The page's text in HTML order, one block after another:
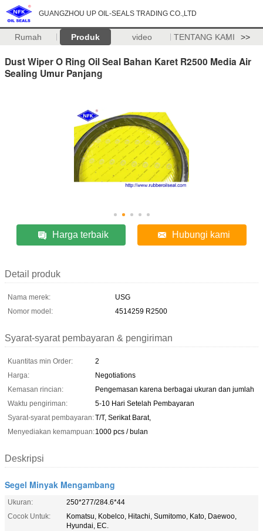
GUANGZHOU UP OIL-SEALS TRADING CO.,LTD
Rumah Produk video TENTANG KAMI >>
Dust Wiper O Ring Oil Seal Bahan Karet R2500 Media Air
Sealing Umur Panjang
Harga terbaik Hubungi kami
Detail produk
Nama merek:
USG
Nomor model:
4514259 R2500
Syarat-syarat pembayaran & pengiriman
Kuantitas min Order:
2
Harga:
Negotiations
Kemasan rincian:
Pengemasan karena berbagai ukuran dan jumlah
Waktu pengiriman:
5-10 Hari Setelah Pembayaran
Syarat-syarat pembayaran:T/T, Serikat Barat,
Menyediakan kemampuan:1000 pcs / bulan
Deskripsi
Segel Minyak Mengambang
Ukuran:
250*277/284.6*44
Cocok Untuk:
Komatsu, Kobelco, Hitachi, Sumitomo, Kato, Daewoo,
Hyundai, EC.